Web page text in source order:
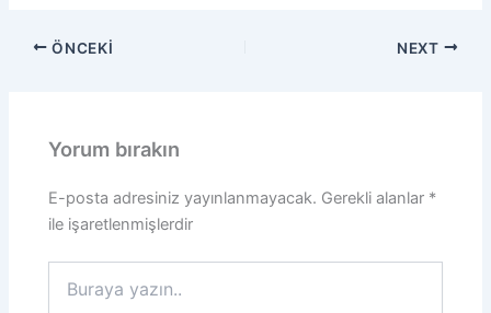
ÖNCEKI NEXT
Yorum bırakın
E-posta adresiniz yayınlanmayacak. Gerekli alanlar *
ile işaretlenmişlerdir
yazın..